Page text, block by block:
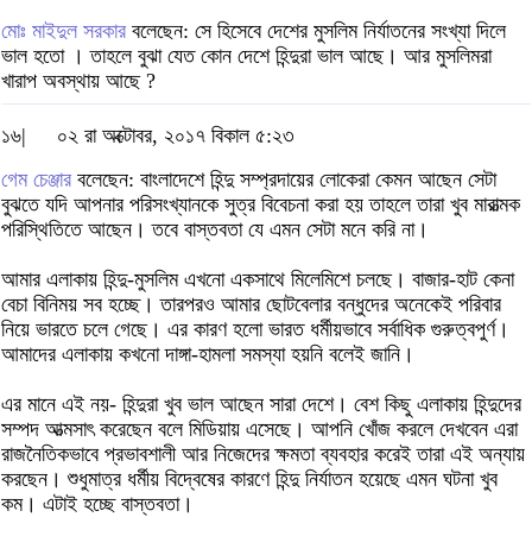
মোঃ মাইদুল সরকার বলেছেন: সে হিসেবে দেশের মুসলিম নির্যাতনের সংখ্যা দিলে
ভাল হতো । তাহলে বুঝা যেত কোন দেশে হিন্দুরা ভাল আছে। আর মুসলিমরা
খারাপ অবস্থায় আছে ?
১৬|
০২ রা অক্টোবর, ২০১৭ বিকাল ৫:২৩
গেম চেঞ্জার বলেছেন: বাংলাদেশে হিন্দু সম্প্রদায়ের লোকেরা কেমন আছেন সেটা
বুঝতে যদি আপনার পরিসংখ্যানকে সুত্র বিবেচনা করা হয় তাহলে তারা খুব মারাত্মক
পরিস্থিতিতে আছেন। তবে বাস্তবতা যে এমন সেটা মনে করি না।
আমার এলাকায় হিন্দু-মুসলিম এখনো একসাথে মিলেমিশে চলছে। বাজার-হাট কেনা
বেচা বিনিময় সব হচ্ছে। তারপরও আমার ছোটবেলার বন্ধুদের অনেকেই পরিবার
নিয়ে ভারতে চলে গেছে। এর কারণ হলো ভারত ধর্মীয়ভাবে সর্বাধিক গুরুত্বপুর্ণ।
আমাদের এলাকায় কখনো দাঙ্গা-হামলা সমস্যা হয়নি বলেই জানি।
এর মানে এই নয়- হিন্দুরা খুব ভাল আছেন সারা দেশে। বেশ কিছু এলাকায় হিন্দুদের
সম্পদ আত্মসাৎ করেছেন বলে মিডিয়ায় এসেছে। আপনি খোঁজ করলে দেখবেন এরা
রাজনৈতিকভাবে প্রভাবশালী আর নিজেদের ক্ষমতা ব্যবহার করেই তারা এই অন্যায়
করছেন। শুধুমাত্র ধর্মীয় বিদ্বেষের কারণে হিন্দু নির্যাতন হয়েছে এমন ঘটনা খুব
কম। এটাই হচ্ছে বাস্তবতা।